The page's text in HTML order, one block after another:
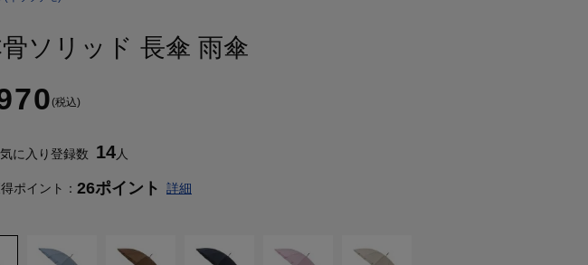
ソリッド 長傘 雨傘
(税込)
に入り登録数 14人
ポイント： 26ポイント 詳細